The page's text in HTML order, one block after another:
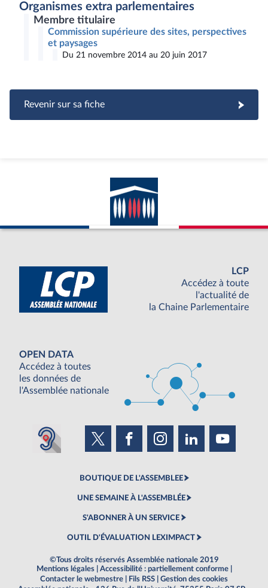
Organismes extra parlementaires
Membre titulaire
Commission supérieure des sites, perspectives
et paysages
Du 21 novembre 2014 au 20 juin 2017
Revenir sur sa fiche
LCP
Accédez à toute
l'actualité de
la Chaine Parlementaire
OPEN DATA
Accédez à toutes
les données de
l'Assemblée nationale
BOUTIQUE DE L'ASSEMBLEE
UNE SEMAINE À L'ASSEMBLÉE
S'ABONNER À UN SERVICE
OUTIL D'ÉVALUATION LEXIMPACT
©Tous droits réservés Assemblée nationale 2019
Mentions légales
Accessibilité : partiellement conforme
Contacter le webmestre
Fils RSS
Gestion des cookies